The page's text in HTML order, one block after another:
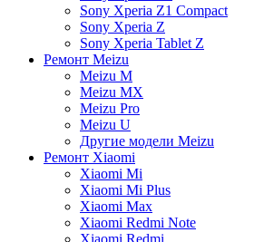
Sony Xperia Z1 Compact
Sony Xperia Z
Sony Xperia Tablet Z
Ремонт Meizu
Meizu M
Meizu MX
Meizu Pro
Meizu U
Другие модели Meizu
Ремонт Xiaomi
Xiaomi Mi
Xiaomi Mi Plus
Xiaomi Max
Xiaomi Redmi Note